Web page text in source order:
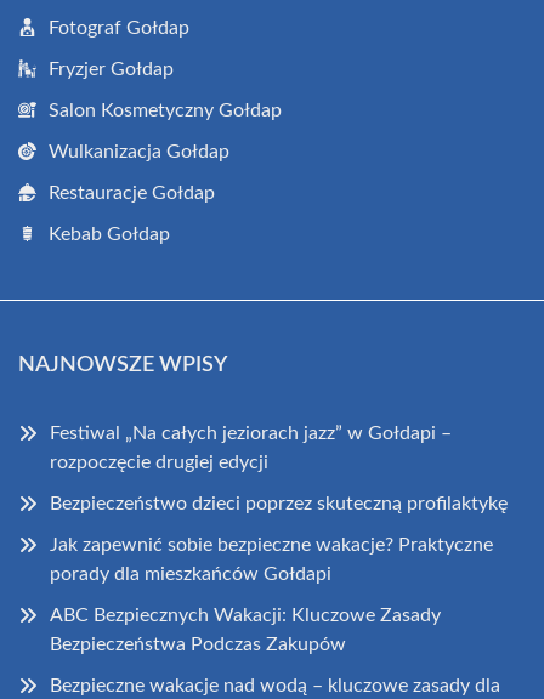
Fotograf Gołdap
Fryzjer Gołdap
Salon Kosmetyczny Gołdap
Wulkanizacja Gołdap
Restauracje Gołdap
Kebab Gołdap
NAJNOWSZE WPISY
Festiwal „Na całych jeziorach jazz” w Gołdapi –
rozpoczęcie drugiej edycji
Bezpieczeństwo dzieci poprzez skuteczną profilaktykę
Jak zapewnić sobie bezpieczne wakacje? Praktyczne
porady dla mieszkańców Gołdapi
ABC Bezpiecznych Wakacji: Kluczowe Zasady
Bezpieczeństwa Podczas Zakupów
Bezpieczne wakacje nad wodą – kluczowe zasady dla